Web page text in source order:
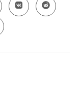
Opens
in
Opens
in